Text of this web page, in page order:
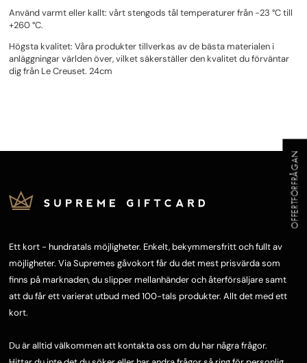
Använd varmt eller kallt: vårt stengods tål temperaturer från -23 °C till
+260 °C.
Högsta kvalitet: Våra produkter tillverkas av de bästa materialen i
anläggningar världen över, vilket säkerställer den kvalitet du förväntar
dig från Le Creuset. 24cm
Ett kort - hundratals möjligheter. Enkelt, bekymmersfritt och fullt av
möjligheter. Via Supremes gåvokort får du det mest prisvärda som
finns på marknaden, du slipper mellanhänder och återförsäljare samt
att du får ett varierat utbud med 100-tals produkter. Allt det med ett
kort.
Du är alltid välkommen att kontakta oss om du har några frågor.
OFFERTFÖRFRÅGAN